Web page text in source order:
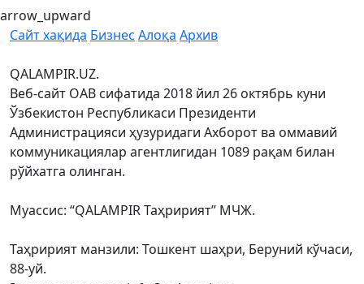
arrow_upward
Сайт хақида Бизнес Алоқа Архив
QALAMPIR.UZ.
Веб-сайт ОАВ сифатида 2018 йил 26 октябрь куни
Ўзбекистон Республикаси Президенти
Администрацияси ҳузуридаги Ахборот ва оммавий
коммуникациялар агентлигидан 1089 рақам билан
рўйхатга олинган.
Муассис: “QALAMPIR Таҳририят” МЧЖ.
Таҳририят манзили: Тошкент шаҳри, Беруний кўчаси,
88-уй.